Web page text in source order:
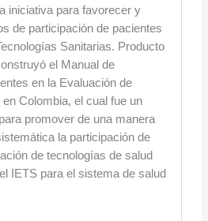
iniciativa para favorecer y
de participación de pacientes
Sanitarias. Producto
el Manual de
en la Evaluación de
Colombia, el cual fue un
promover de una manera
la participación de
de tecnologías de salud
IETS para el sistema de salud